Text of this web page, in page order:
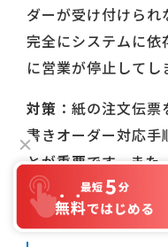
ダーが受け付けられ
完全にシステムに依
に営業が停止してし
対策 ：紙の注文伝
書きオーダー対応手
とが重要です。また
ことで、店内ネット
で対応できる環境を